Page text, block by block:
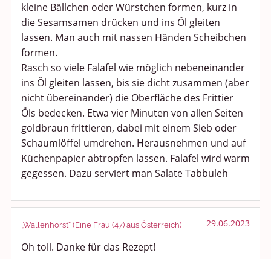
kleine Bällchen oder Würstchen formen, kurz in
die Sesamsamen drücken und ins Öl gleiten
lassen. Man auch mit nassen Händen Scheibchen
formen.
Rasch so viele Falafel wie möglich nebeneinander
ins Öl gleiten lassen, bis sie dicht zusammen (aber
nicht übereinander) die Oberfläche des Frittier
Öls bedecken. Etwa vier Minuten von allen Seiten
goldbraun frittieren, dabei mit einem Sieb oder
Schaumlöffel umdrehen. Herausnehmen und auf
Küchenpapier abtropfen lassen. Falafel wird warm
gegessen. Dazu serviert man Salate Tabbuleh
„Wallenhorst“ (Eine Frau (47) aus Österreich) 29.06.2023
Oh toll. Danke für das Rezept!